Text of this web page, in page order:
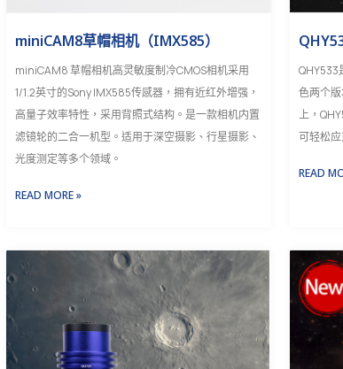
miniCAM8草帽相机（IMX585）
miniCAM8 草帽相机高灵敏度制冷CMOS相机采用
1/1.2英寸的Sony IMX585传感器，拥有近红外增强，
高量子效率特性，采用背照式结构。是一款相机内置
滤镜轮的二合一机型。适用于深空摄影、行星摄影、
光度测定等多个领域。
READ MORE »
QHY533
色两个
上，
可轻松
READ